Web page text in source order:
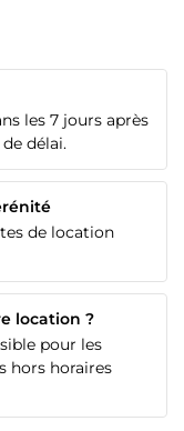
les 7 jours après
délai.
de location
location ?
pour les
hors horaires